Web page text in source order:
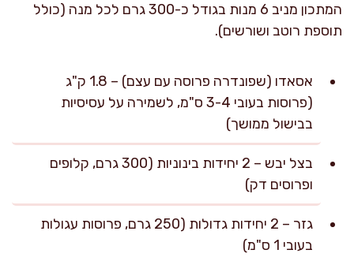
המתכון מניב 6 מנות בגודל כ-300 גרם לכל מנה (כולל
תוספת רוטב ושורשים).
אסאדו (שפונדרה פרוסה עם עצם) – 1.8 ק"ג
(פרוסות בעובי 3-4 ס"מ, לשמירה על עסיסיות
בבישול ממושך)
בצל יבש – 2 יחידות בינוניות (300 גרם, קלופים
ופרוסים דק)
גזר – 2 יחידות גדולות (250 גרם, פרוסות עגולות
בעובי 1 ס"מ)